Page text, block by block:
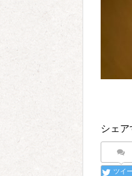
シェア
ツイ